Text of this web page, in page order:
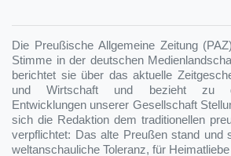
Die Preußische Allgemeine Zeitung
Stimme in der deutschen
berichtet sie über das aktuelle
und Wirtschaft und bezieht zu
Entwicklungen unserer Gesellschaft
sich die Redaktion dem traditionellen
verpflichtet: Das alte Preußen stand und
weltanschauliche Toleranz, für